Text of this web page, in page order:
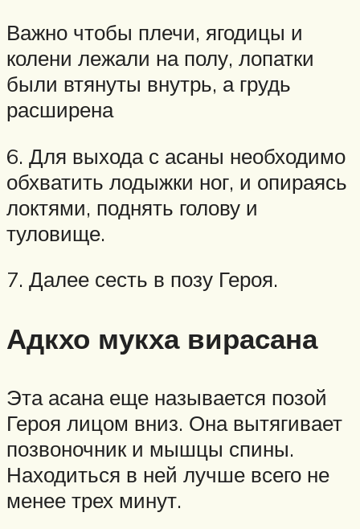
Важно чтобы плечи, ягодицы и
колени лежали на полу, лопатки
были втянуты внутрь, а грудь
расширена
6. Для выхода с асаны необходимо
обхватить лодыжки ног, и опираясь
локтями, поднять голову и
туловище.
7. Далее сесть в позу Героя.
Адкхо мукха вирасана
Эта асана еще называется позой
Героя лицом вниз. Она вытягивает
позвоночник и мышцы спины.
Находиться в ней лучше всего не
менее трех минут.